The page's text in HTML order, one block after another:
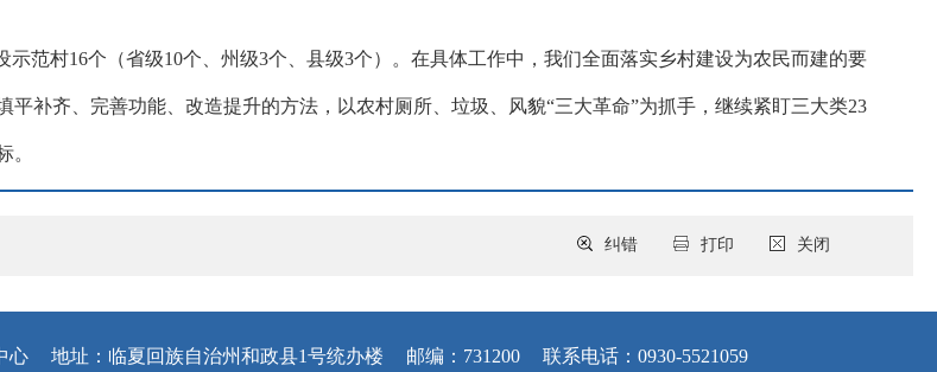
示范村16个（省级10个、州级3个、县级3个）。在具体工作中，我们全面落实乡村建设为农民而建的要
补齐、完善功能、改造提升的方法，以农村厕所、垃圾、风貌“三大革命”为抓手，继续紧盯三大类23
。
关闭
打印
纠错
心 地址：临夏回族自治州和政县1号统办楼 邮编：731200 联系电话：0930-5521059